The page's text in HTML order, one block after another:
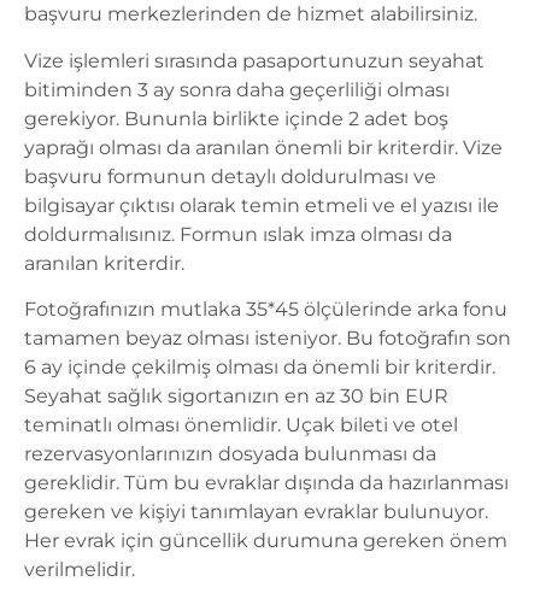
başvuru merkezlerinden de hizmet alabilirsiniz.
Vize işlemleri sırasında pasaportunuzun seyahat
bitiminden 3 ay sonra daha geçerliliği olması
gerekiyor. Bununla birlikte içinde 2 adet boş
yaprağı olması da aranılan önemli bir kriterdir. Vize
başvuru formunun detaylı doldurulması ve
bilgisayar çıktısı olarak temin etmeli ve el yazısı ile
doldurmalısınız. Formun ıslak imza olması da
aranılan kriterdir.
Fotoğrafınızın mutlaka 35*45 ölçülerinde arka fonu
tamamen beyaz olması isteniyor. Bu fotoğrafın son
6 ay içinde çekilmiş olması da önemli bir kriterdir.
Seyahat sağlık sigortanızın en az 30 bin EUR
teminatlı olması önemlidir. Uçak bileti ve otel
rezervasyonlarınızın dosyada bulunması da
gereklidir. Tüm bu evraklar dışında da hazırlanması
gereken ve kişiyi tanımlayan evraklar bulunuyor.
Her evrak için güncellik durumuna gereken önem
verilmelidir.